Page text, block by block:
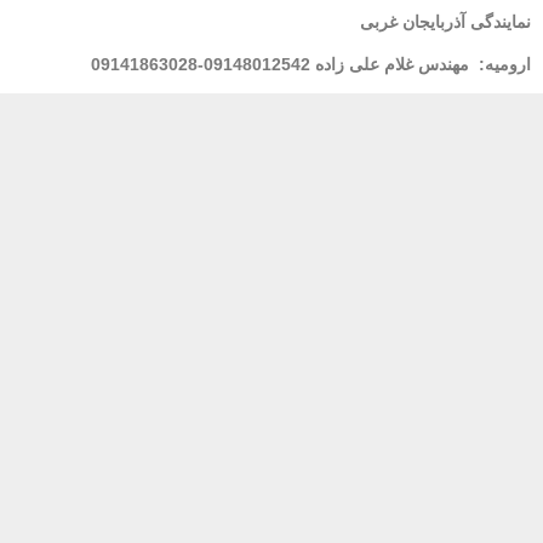
نمایندگی آذربایجان غربی
ارومیه: مهندس غلام علی زاده 09148012542-09141863028